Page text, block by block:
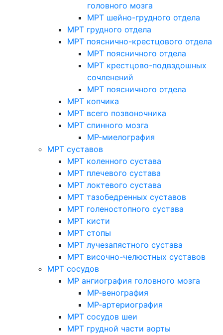
головного мозга
МРТ шейно-грудного отдела
МРТ грудного отдела
МРТ пояснично-крестцового отдела
МРТ поясничного отдела
МРТ крестцово-подвздошных
сочленений
МРТ поясничного отдела
МРТ копчика
МРТ всего позвоночника
МРТ спинного мозга
МР-миелография
МРТ суставов
МРТ коленного сустава
МРТ плечевого сустава
МРТ локтевого сустава
МРТ тазобедренных суставов
МРТ голеностопного сустава
МРТ кисти
МРТ стопы
МРТ лучезапястного сустава
МРТ височно-челюстных суставов
МРТ сосудов
МР ангиография головного мозга
МР-венография
МР-артериография
МРТ сосудов шеи
МРТ грудной части аорты